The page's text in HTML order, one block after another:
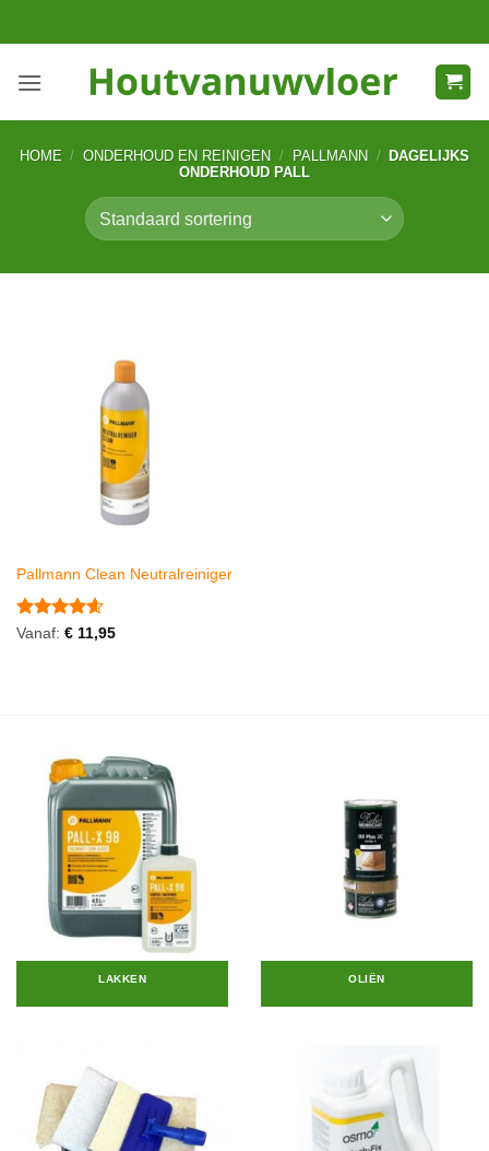
naar
HOME / ONDERHOUD EN REINIGEN / PALLMANN /
DAGELIJKS
ONDERHOUD PALL
Pallmann Clean Neutralreiniger
Gewaardeerd
Vanaf: €11,95
LAKKEN OLIËN